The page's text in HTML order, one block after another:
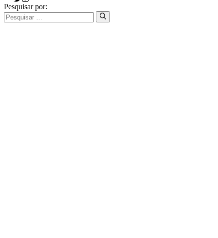
Pesquisar por: